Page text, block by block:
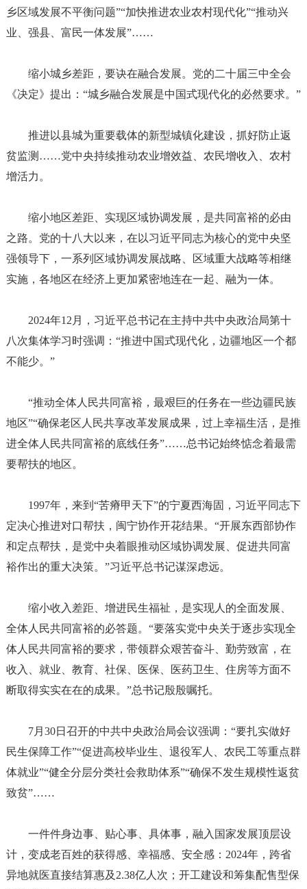
乡区域发展不平衡问题”“加快推进农业农村现代化”“推动兴
业、强县、富民一体发展”……
缩小城乡差距，要诀在融合发展。党的二十届三中全会
《决定》提出： “城乡融合发展是中国式现代化的必然要求。”
推进以县城为重要载体的新型城镇化建设，抓好防止返
贫监测 ……党中央持续推动农业增效益、农民增收入、农村
增活力。
缩小地区差距、实现区域协调发展，是共同富裕的必由
之路。党的十八大以来，在以习近平同志为核心的党中央坚
强领导下，一系列区域协调发展战略、区域重大战略等相继
实施，各地区在经济上更加紧密地连在一起、融为一体。
2024年12月，习近平总书记在主持中共中央政治局第十
八次集体学习时强调：“推进中国式现代化，边疆地区一个都
不能少。”
“推动全体人民共同富裕，最艰巨的任务在一些边疆民族
地区”“确保老区人民共享改革发展成果，过上幸福生活，是推
进全体人民共同富裕的底线任务”……总书记始终惦念着最需
要帮扶的地区。
1997年，来到“苦瘠甲天下”的宁夏西海固，习近平同志下
定决心推进对口帮扶，闽宁协作开花结果。“开展东西部协作
和定点帮扶，是党中央着眼推动区域协调发展、促进共同富
裕作出的重大决策。”习近平总书记谋深虑远。
缩小收入差距、增进民生福祉，是实现人的全面发展、
全体人民共同富裕的必答题。 “要落实党中央关于逐步实现全
体人民共同富裕的要求，带领群众艰苦奋斗、勤劳致富，在
收入、就业、教育、社保、医保、医药卫生、住房等方面不
断取得实实在在的成果。”总书记殷殷嘱托。
7月30日召开的中共中央政治局会议强调：“要扎实做好
民生保障工作”“促进高校毕业生、退役军人、农民工等重点群
体就业”“健全分层分类社会救助体系”“确保不发生规模性返贫
致贫”……
一件件身边事、贴心事、具体事，融入国家发展顶层设
计，变成老百姓的获得感、幸福感、安全感： 2024年，跨省
异地就医直接结算惠及2.38亿人次；开工建设和筹集配售型保